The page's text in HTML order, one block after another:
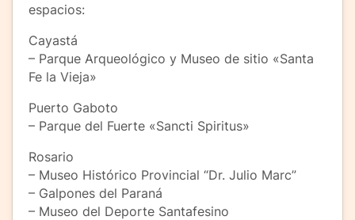
espacios:
Cayastá
– Parque Arqueológico y Museo de sitio «Santa
Fe la Vieja»
Puerto Gaboto
– Parque del Fuerte «Sancti Spiritus»
Rosario
– Museo Histórico Provincial “Dr. Julio Marc”
– Galpones del Paraná
– Museo del Deporte Santafesino